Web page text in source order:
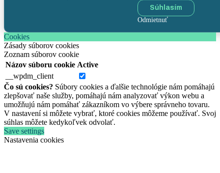
Súhlasím
Odmietnuť
Cookies
Zásady súborov cookies
Zoznam súborov cookie
Názov súboru cookie Active
__wpdm_client
Čo sú cookies? Súbory cookies a ďalšie technológie nám pomáhajú
zlepšovať naše služby, pomáhajú nám analyzovať výkon webu a
umožňujú nám pomáhať zákazníkom vo výbere správneho tovaru.
V nastavení si môžete vybrať, ktoré cookies môžeme používať. Svoj
súhlas môžete kedykoľvek odvolať.
Save settings
Nastavenia cookies